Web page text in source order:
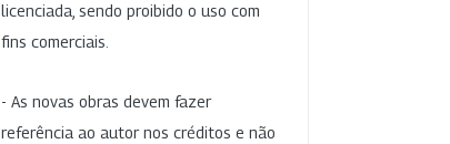
licenciada, sendo proibido o uso com
fins comerciais.
- As novas obras devem fazer
referência ao autor nos créditos e não